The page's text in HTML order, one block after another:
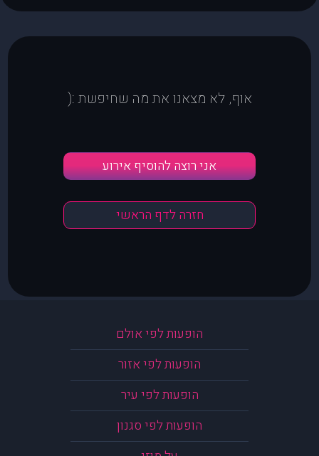
אוף, לא מצאנו את מה שחיפשת :(
אני רוצה להוסיף אירוע
חזרה לדף הראשי
הופעות לפי אולם
הופעות לפי אזור
הופעות לפי עיר
הופעות לפי סגנון